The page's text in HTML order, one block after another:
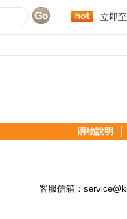
立即
購物說明
客服信箱：